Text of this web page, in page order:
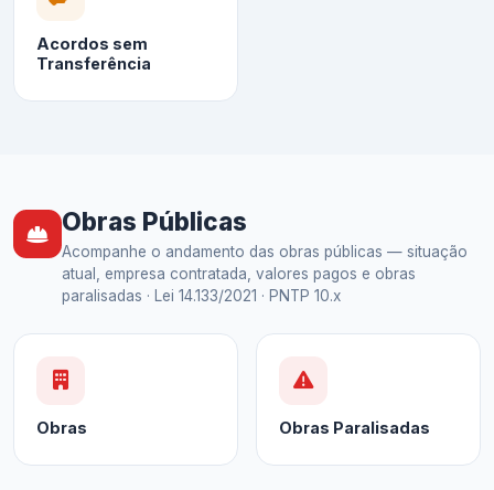
Acordos sem
Transferência
Obras Públicas
Acompanhe o andamento das obras públicas — situação
atual, empresa contratada, valores pagos e obras
paralisadas · Lei 14.133/2021 · PNTP 10.x
Obras Obras Paralisadas